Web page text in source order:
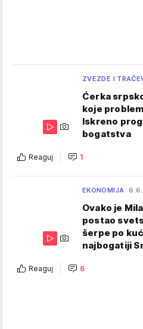
ZVEZDE I
Ćerka
koje
Iskreno
bogatstva
Reaguj 1
EKONOMIJA
Ovako je
postao
šerpe po
najbogatiji
Reaguj 6